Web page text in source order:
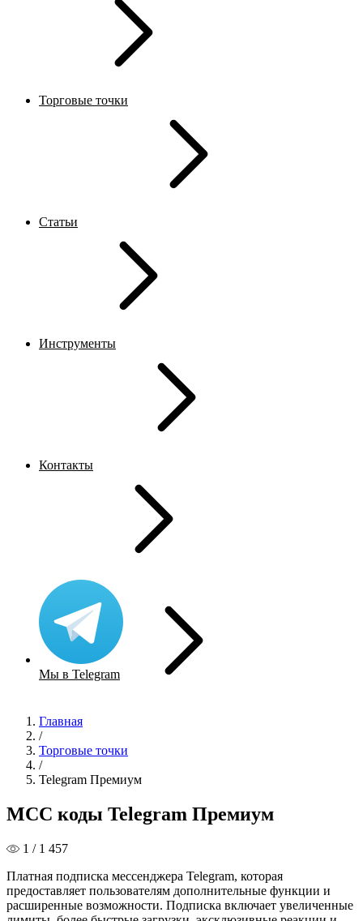
Торговые точки
Статьи
Инструменты
Контакты
Мы в Telegram
Главная
/
Торговые точки
/
Telegram Премиум
MCC коды Telegram Премиум
1 / 1 457
Платная подписка мессенджера Telegram, которая
предоставляет пользователям дополнительные функции и
расширенные возможности. Подписка включает увеличенные